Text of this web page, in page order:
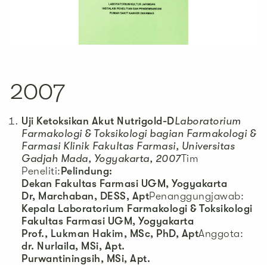
2007
Uji Ketoksikan Akut Nutrigold-DLaboratorium
Farmakologi & Toksikologi bagian Farmakologi &
Farmasi Klinik Fakultas Farmasi, Universitas
Gadjah Mada, Yogyakarta, 2007Tim
Peneliti:Pelindung:
Dekan Fakultas Farmasi UGM, Yogyakarta
Dr, Marchaban, DESS, AptPenanggungjawab:
Kepala Laboratorium Farmakologi & Toksikologi
Fakultas Farmasi UGM, Yogyakarta
Prof., Lukman Hakim, MSc, PhD, AptAnggota:
dr. Nurlaila, MSi, Apt.
Purwantiningsih, MSi, Apt.